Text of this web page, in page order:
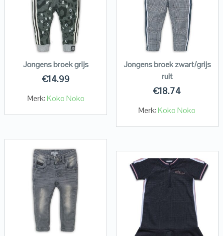
Jongens broek grijs
€14.99
Merk:Koko Noko
Jongens broek zwart/grijs
ruit
€18.74
Merk:Koko Noko